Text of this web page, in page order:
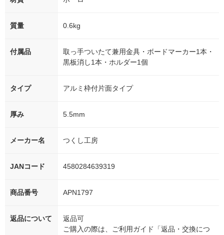
質量 0.6kg
付属品
取っ手ついたて兼用金具・ボードマーカー1本・
黒板消し1本・ホルダー1個
タイプ アルミ枠付片面タイプ
厚み 5.5mm
メーカー名 つくし工房
JANコード 4580284639319
商品番号 APN1797
返品について
返品可
ご購入の際は、ご利用ガイド「返品・交換につ